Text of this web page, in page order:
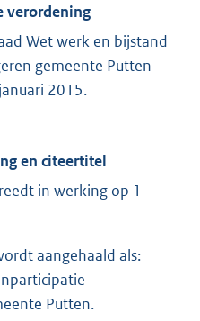
verordening
Wet werk en bijstand
gemeente Putten
2015.
en citeertitel
in werking op 1
aangehaald als:
Putten.